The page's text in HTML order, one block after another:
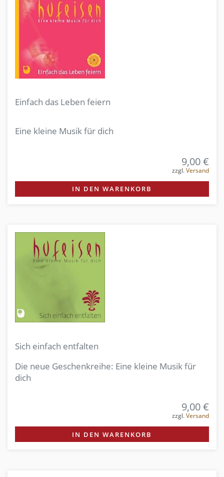
Einfach das Leben feiern
Eine kleine Musik für dich
9,00 €
zzgl.Versand
IN DEN WARENKORB
Sich einfach entfalten
Die neue Geschenkreihe: Eine kleine Musik für
dich
9,00 €
zzgl.Versand
IN DEN WARENKORB